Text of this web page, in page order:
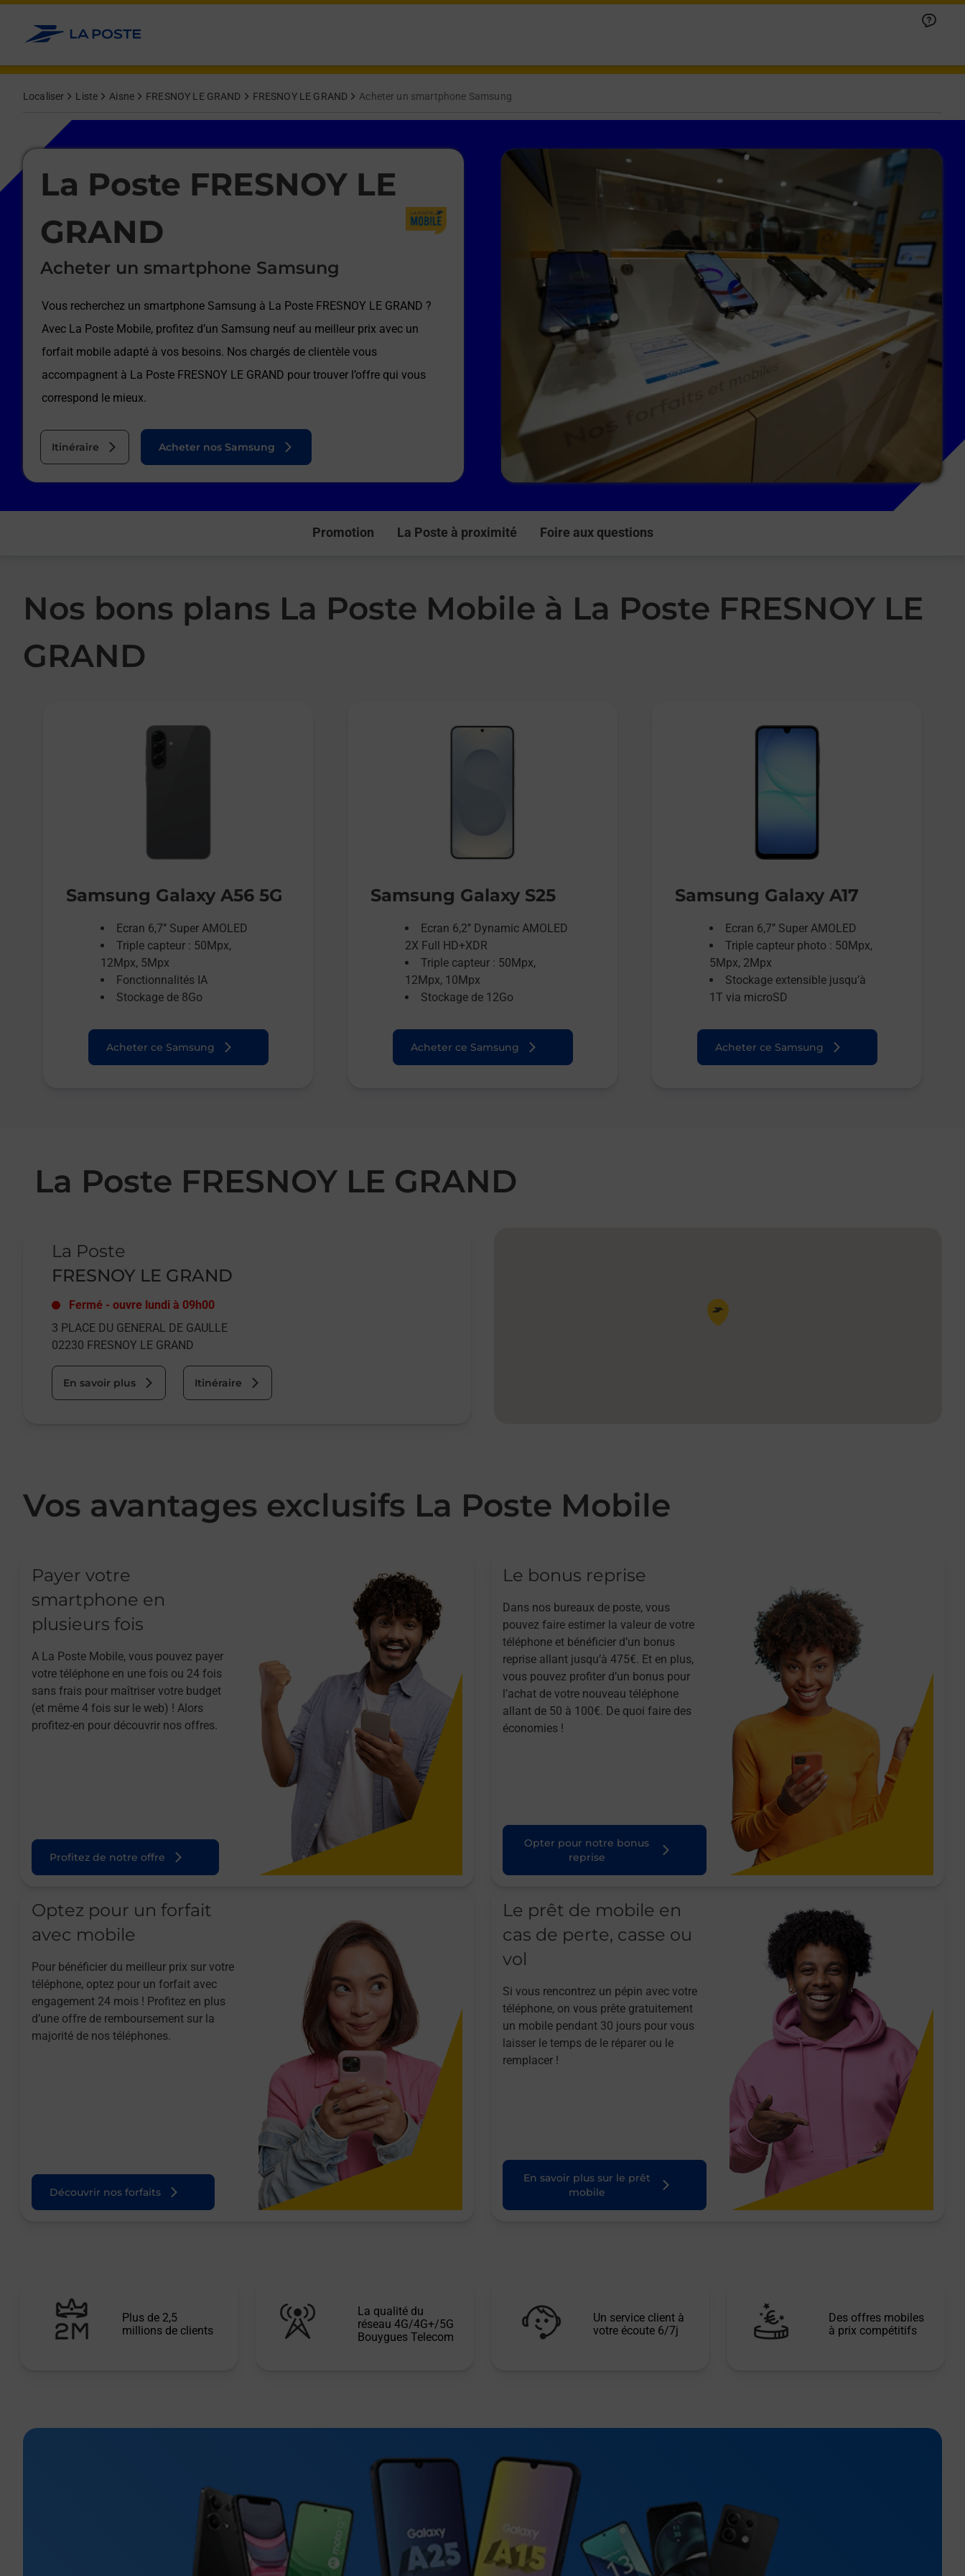
Allez au contenu
Localiser Liste Aisne FRESNOY LE GRAND FRESNOY LE GRAND Acheter un smartphone Samsung
La Poste FRESNOY LE
GRAND
Acheter un smartphone Samsung
Vous recherchez un smartphone Samsung à La Poste FRESNOY LE GRAND ?
Avec La Poste Mobile, profitez d’un Samsung neuf au meilleur prix avec un
forfait mobile adapté à vos besoins. Nos chargés de clientèle vous
accompagnent à La Poste FRESNOY LE GRAND pour trouver l’offre qui vous
correspond le mieux.
Itinéraire
Le lien s'ouvre dans un nouvel onglet
Acheter nos Samsung
Promotion La Poste à proximité Foire aux questions
Nos bons plans La Poste Mobile à La Poste FRESNOY LE
GRAND
Samsung Galaxy A56 5G
Ecran 6,7’’ Super AMOLED
Triple capteur : 50Mpx,
12Mpx, 5Mpx
Fonctionnalités IA
Stockage de 8Go
Acheter ce Samsung
Samsung Galaxy S25
Ecran 6,2’’ Dynamic AMOLED
2X Full HD+XDR
Triple capteur : 50Mpx,
12Mpx, 10Mpx
Stockage de 12Go
Acheter ce Samsung
Samsung Galaxy A17
Ecran 6,7’’ Super AMOLED
Triple capteur photo : 50Mpx,
5Mpx, 2Mpx
Stockage extensible jusqu’à
1T via microSD
Acheter ce Samsung
La Poste FRESNOY LE GRAND
La Poste
FRESNOY LE GRAND
Fermé - ouvre lundi à 09h00
3 PLACE DU GENERAL DE GAULLE
02230 FRESNOY LE GRAND
En savoir plus Itinéraire
Pin de la carte
Vos avantages exclusifs La Poste Mobile
Payer votre
smartphone en
plusieurs fois
A La Poste Mobile, vous pouvez payer
votre téléphone en une fois ou 24 fois
sans frais pour maîtriser votre budget
(et même 4 fois sur le web) ! Alors
profitez-en pour découvrir nos offres.
Profitez de notre offre
Le bonus reprise
Dans nos bureaux de poste, vous
pouvez faire estimer la valeur de votre
téléphone et bénéficier d’un bonus
reprise allant jusqu’à 475€. Et en plus,
vous pouvez profiter d’un bonus pour
l’achat de votre nouveau téléphone
allant de 50 à 100€. De quoi faire des
économies !
Opter pour notre bonus
reprise
Optez pour un forfait
avec mobile
Pour bénéficier du meilleur prix sur votre
téléphone, optez pour un forfait avec
engagement 24 mois ! Profitez en plus
d’une offre de remboursement sur la
majorité de nos téléphones.
Découvrir nos forfaits
Le prêt de mobile en
cas de perte, casse ou
vol
Si vous rencontrez un pépin avec votre
téléphone, on vous prête gratuitement
un mobile pendant 30 jours pour vous
laisser le temps de le réparer ou le
remplacer !
En savoir plus sur le prêt
mobile
Plus de 2,5
millions de clients
La qualité du
réseau 4G/4G+/5G
Bouygues Telecom
Un service client à
votre écoute 6/7j
Des offres mobiles
à prix compétitifs
Le lien s'ouvre dans un nouvel onglet
Afficher ou masquer la réponse
Afficher ou masquer la réponse
Afficher ou masquer la réponse
Afficher ou masquer la réponse
Afficher ou masquer la réponse
Afficher ou masquer la réponse